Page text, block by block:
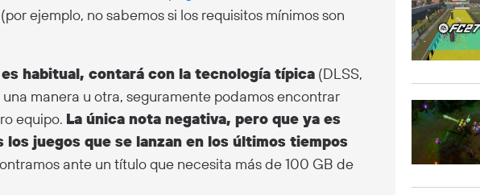
ejemplo, no sabemos si los requisitos mínimos son
habitual, contará con la tecnología típica (DLSS,
manera u otra, seguramente podamos encontrar
equipo. La única nota negativa, pero que ya es
juegos que se lanzan en los últimos tiempos
ante un título que necesita más de 100 GB de